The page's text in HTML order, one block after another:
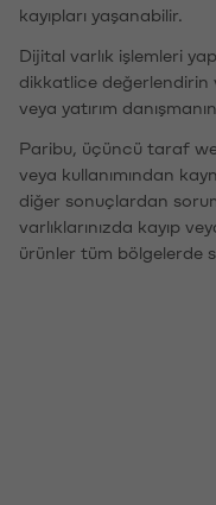
kayıpları yaşanabilir.
Dijital varlık işlemleri
dikkatlice değerlendirin
veya yatırım
Paribu, üçüncü taraf
veya kullanımından
diğer sonuçlardan
varlıklarınızda kayıp
ürünler tüm bölgelerde